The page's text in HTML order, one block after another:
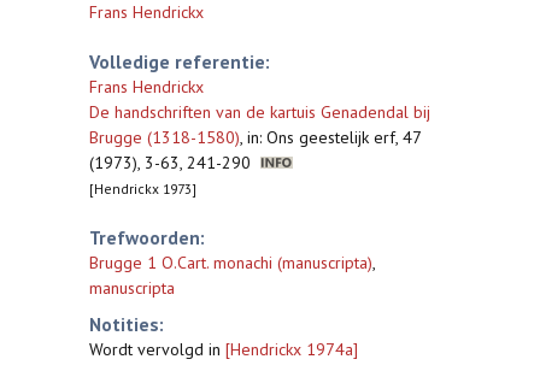
Frans Hendrickx
Volledige referentie:
Frans Hendrickx
De handschriften van de kartuis Genadendal bij
Brugge (1318-1580), in: Ons geestelijk erf, 47
(1973), 3-63, 241-290
[Hendrickx 1973]
Trefwoorden:
Brugge 1 O.Cart. monachi (manuscripta),
manuscripta
Notities:
Wordt vervolgd in [Hendrickx 1974a]